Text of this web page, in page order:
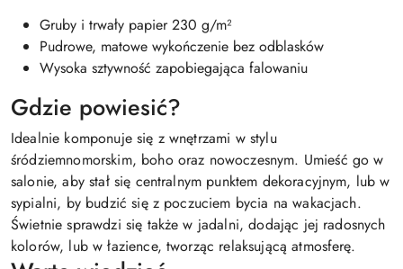
Gruby i trwały papier 230 g/m²
Pudrowe, matowe wykończenie bez odblasków
Wysoka sztywność zapobiegająca falowaniu
Gdzie powiesić?
Idealnie komponuje się z wnętrzami w stylu
śródziemnomorskim, boho oraz nowoczesnym. Umieść go w
salonie, aby stał się centralnym punktem dekoracyjnym, lub w
sypialni, by budzić się z poczuciem bycia na wakacjach.
Świetnie sprawdzi się także w jadalni, dodając jej radosnych
kolorów, lub w łazience, tworząc relaksującą atmosferę.